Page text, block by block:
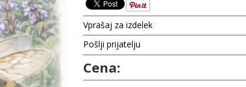
Vprašaj za izdelek
Pošlji prijatelju
Cena: